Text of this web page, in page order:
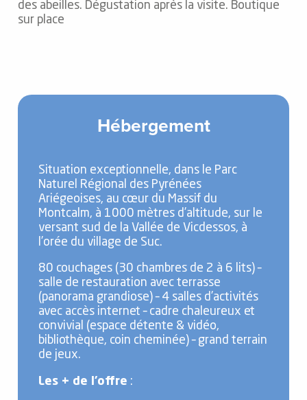
des abeilles. Dégustation après la visite. Boutique
sur place
Hébergement
Situation exceptionnelle, dans le Parc
Naturel Régional des Pyrénées
Ariégeoises, au cœur du Massif du
Montcalm, à 1000 mètres d’altitude, sur le
versant sud de la Vallée de Vicdessos, à
l’orée du village de Suc.
80 couchages (30 chambres de 2 à 6 lits) –
salle de restauration avec terrasse
(panorama grandiose) – 4 salles d’activités
avec accès internet – cadre chaleureux et
convivial (espace détente & vidéo,
bibliothèque, coin cheminée) – grand terrain
de jeux.
Les + de l’offre :